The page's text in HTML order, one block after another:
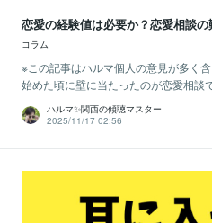
恋愛の経験値は必要か？恋愛相談
コラム
※この記事はハルマ個人の意見が多く
始めた頃に壁に当たったのが恋愛相談
ハルマ✨関西の傾聴マスター
2025/11/17 02:56